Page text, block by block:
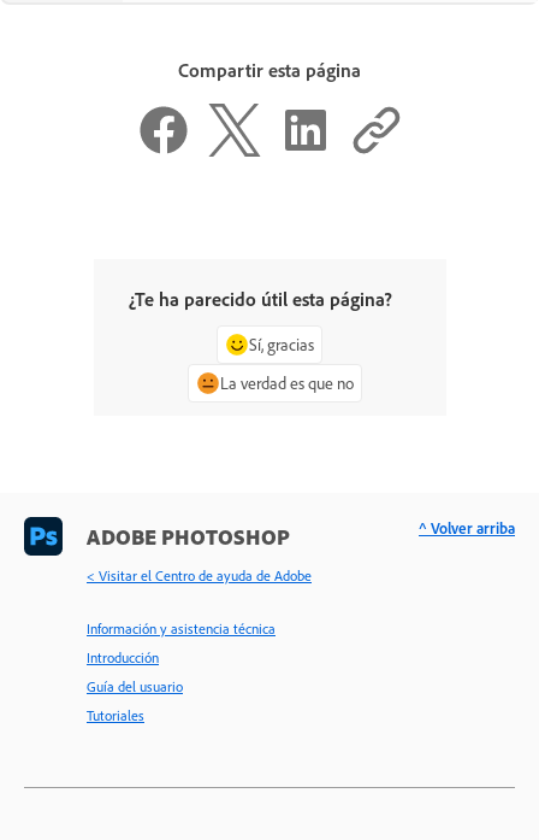
Compartir esta página
¿Te ha parecido útil esta página?
Sí, gracias
La verdad es que no
ADOBE PHOTOSHOP
< Visitar el Centro de ayuda de Adobe
Información y asistencia técnica
Introducción
Guía del usuario
Tutoriales
^ Volver arriba